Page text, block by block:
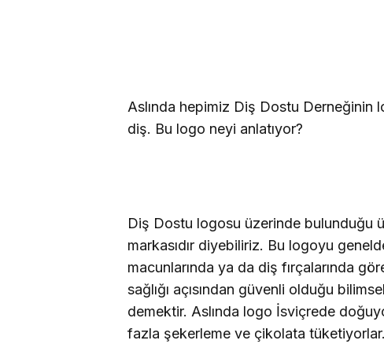
Aslında hepimiz Diş Dostu
diş. Bu logo neyi anlatıyor?
Diş Dostu logosu üzerinde bulunduğu
markasıdır diyebiliriz. Bu logoyu
macunlarında ya da diş fırçalarında
sağlığı açısından güvenli olduğu
demektir. Aslında logo İsviçrede
fazla şekerleme ve çikolata